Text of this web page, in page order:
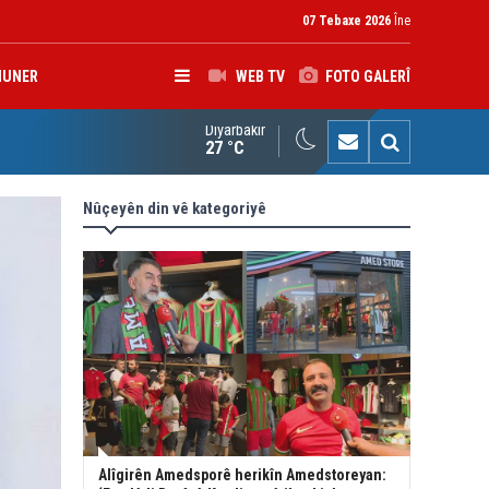
07 Tebaxe 2026 Îne
WEB TV FOTO GALERÎ
Gotinên Parêzgarê Kerkûkê yên li ser Madeya 140î hewldana
Diyarbakır
27 °C
Nûçeyên din vê kategoriyê
Alîgirên Amedsporê herikîn Amedstoreyan: